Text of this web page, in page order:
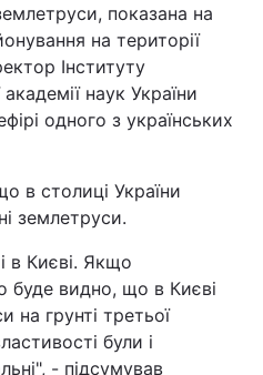
показана на
на території
Інституту
наук України
одного з українських
в столиці України
землетруси.
в Києві. Якщо
буде видно, що в Києві
на грунті третьої
були і
- підсумував